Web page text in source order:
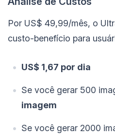
Por US$ 49,99/mês, o
custo-benefício para
US$ 1,67 por dia
Se você gerar 500
imagem
Se você gerar 2000